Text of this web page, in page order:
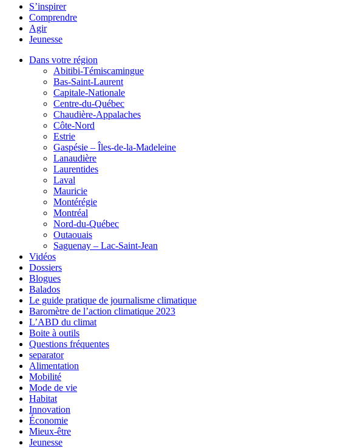
S’inspirer
Comprendre
Agir
Jeunesse
Dans votre région
Abitibi-Témiscamingue
Bas-Saint-Laurent
Capitale-Nationale
Centre-du-Québec
Chaudière-Appalaches
Côte-Nord
Estrie
Gaspésie – Îles-de-la-Madeleine
Lanaudière
Laurentides
Laval
Mauricie
Montérégie
Montréal
Nord-du-Québec
Outaouais
Saguenay – Lac-Saint-Jean
Vidéos
Dossiers
Blogues
Balados
Le guide pratique de journalisme climatique
Baromètre de l’action climatique 2023
L’ABD du climat
Boite à outils
Questions fréquentes
separator
Alimentation
Mobilité
Mode de vie
Habitat
Innovation
Économie
Mieux-être
Jeunesse